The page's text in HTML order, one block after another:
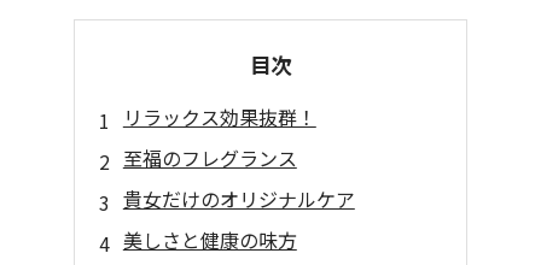
目次
リラックス効果抜群！
至福のフレグランス
貴女だけのオリジナルケア
美しさと健康の味方